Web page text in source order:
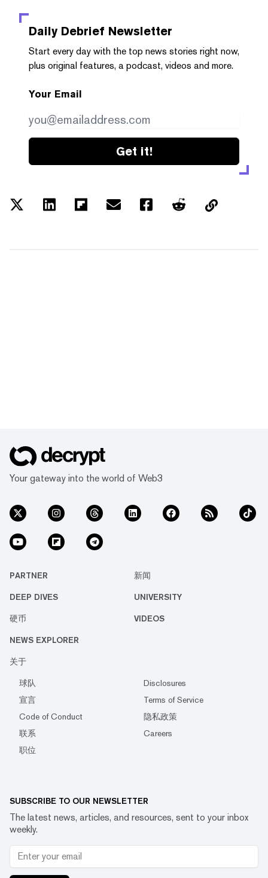
Daily Debrief Newsletter
Start every day with the top news stories right now,
plus original features, a podcast, videos and more.
Your Email
Get it!
Your gateway into the world of Web3
PARTNER 新闻
DEEP DIVES UNIVERSITY
硬币 VIDEOS
NEWS EXPLORER
关于
球队
Disclosures
宣言
Terms of Service
Code of Conduct
隐私政策
联系
Careers
职位
SUBSCRIBE TO OUR NEWSLETTER
The latest news, articles, and resources, sent to your inbox
weekly.